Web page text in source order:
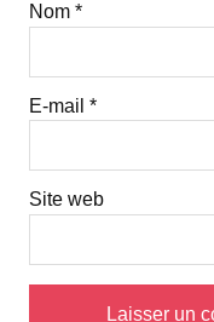
Nom *
E-mail *
Site web